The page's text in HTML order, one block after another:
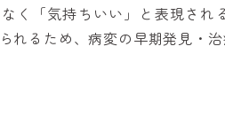
く「気持ちいい」と表現され
れるため、病変の早期発見・治